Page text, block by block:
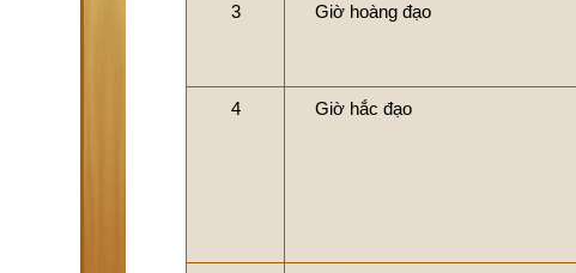
3 Giờ hoàng đạo
4 Giờ hắc đạo